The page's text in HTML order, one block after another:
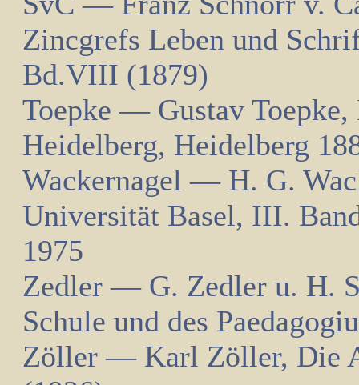
Zincgrefs Leben und
Bd.VIII (1879)
Toepke — Gustav
Heidelberg, Heidelberg
Wackernagel — H. G.
Universität Basel, III.
1975
Zedler — G. Zedler u. H.
Schule und des
Zöller — Karl Zöller, Die